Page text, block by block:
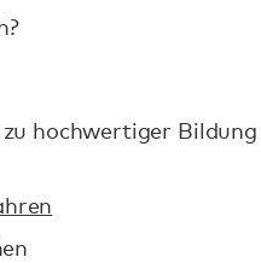
hochwertiger Bildung